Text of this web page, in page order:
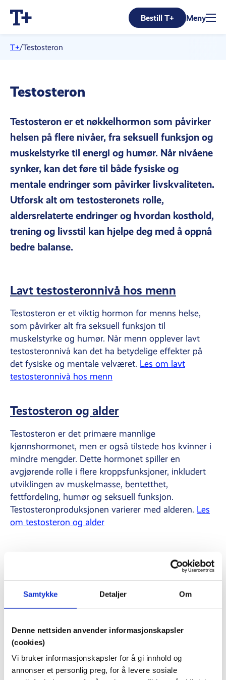
Samtykke Detaljer Om
Denne nettsiden anvender informasjonskapsler
(cookies)
Vi bruker informasjonskapsler for å gi innhold og
annonser et personlig preg, for å levere sosiale
Bestill T+ Meny
T+/Testosteron
Testosteron
Testosteron er et nøkkelhormon som påvirker
helsen på flere nivåer, fra seksuell funksjon og
muskelstyrke til energi og humør. Når nivåene
synker, kan det føre til både fysiske og
mentale endringer som påvirker livskvaliteten.
Utforsk alt om testosteronets rolle,
aldersrelaterte endringer og hvordan kosthold,
trening og livsstil kan hjelpe deg med å oppnå
bedre balanse.
Lavt testosteronnivå hos menn
Testosteron er et viktig hormon for menns helse,
som påvirker alt fra seksuell funksjon til
muskelstyrke og humør. Når menn opplever lavt
testosteronnivå kan det ha betydelige effekter på
det fysiske og mentale velværet. Les om lavt
testosteronnivå hos menn
Testosteron og alder
Testosteron er det primære mannlige
kjønnshormonet, men er også tilstede hos kvinner i
mindre mengder. Dette hormonet spiller en
avgjørende rolle i flere kroppsfunksjoner, inkludert
utviklingen av muskelmasse, bentetthet,
fettfordeling, humør og seksuell funksjon.
Testosteronproduksjonen varierer med alderen. Les
om testosteron og alder
Overgangsalderen er en fase i livet som ofte er
forbundet med kvinner, men det er mindre kjent at
overgangsalder» eller andropause, innebærer en
gradvis reduksjon i testosteronnivået og kan ha
betydelige effekter på menns helse og velvære.
om overgangsalderen hos menn